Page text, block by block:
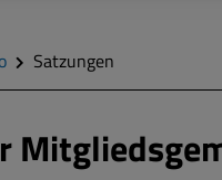
Satzungen